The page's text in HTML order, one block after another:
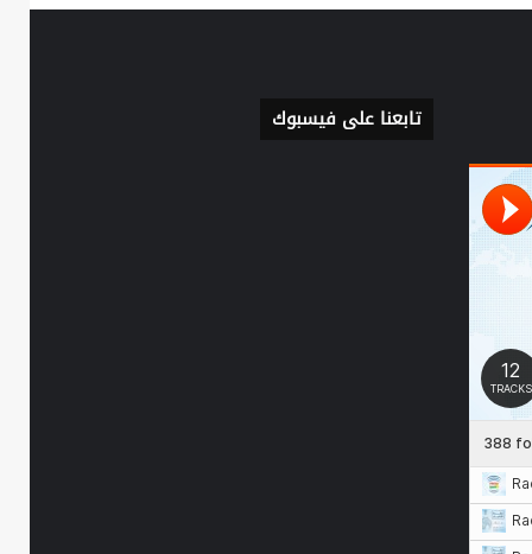
المحافظات السورية 23-6-2018
توثيق الغارات الجوية في
المحافظات السورية 17-6-2018
المحافظات السورية 14-6-2018
تابعنا على فيسبوك